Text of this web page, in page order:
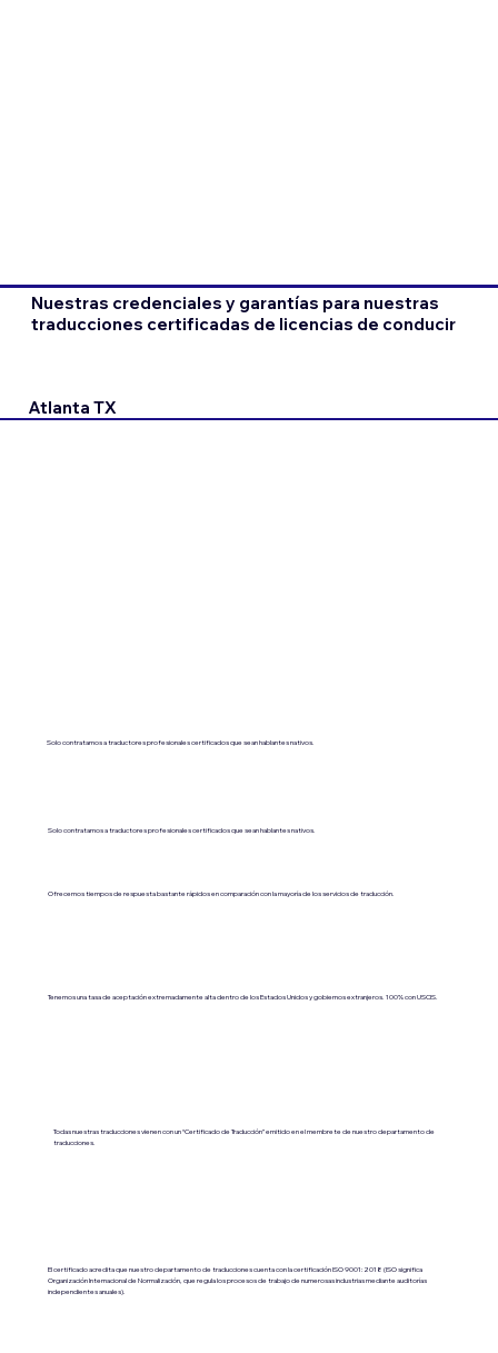
Solo contratamos a traductores profesionales certificados que sean hablantes nativos.
Solo contratamos a traductores profesionales certificados que sean hablantes nativos.
Ofrecemos tiempos de respuesta bastante rápidos en comparación con la mayoría de los servicios de traducción.
Tenemos una tasa de aceptación extremadamente alta dentro de los Estados Unidos y gobiernos extranjeros. 100% con USCIS.
Todas nuestras traducciones vienen con un “Certificado de Traducción” emitido en el membrete de nuestro departamento de
traducciones.
El certificado acredita que nuestro departamento de traducciones cuenta con la certificación ISO 9001:2018 (ISO significa
Organización Internacional de Normalización, que regula los procesos de trabajo de numerosas industrias mediante auditorías
independientes anuales).
Nuestras credenciales y garantías para nuestras
traducciones certificadas de licencias de conducir
Atlanta TX